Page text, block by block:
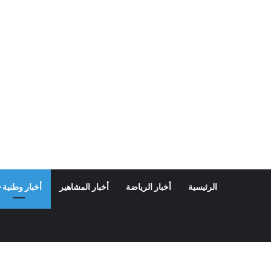
الرئيسية أخبار الرياضة أخبار المشاهير أخبار وطنية